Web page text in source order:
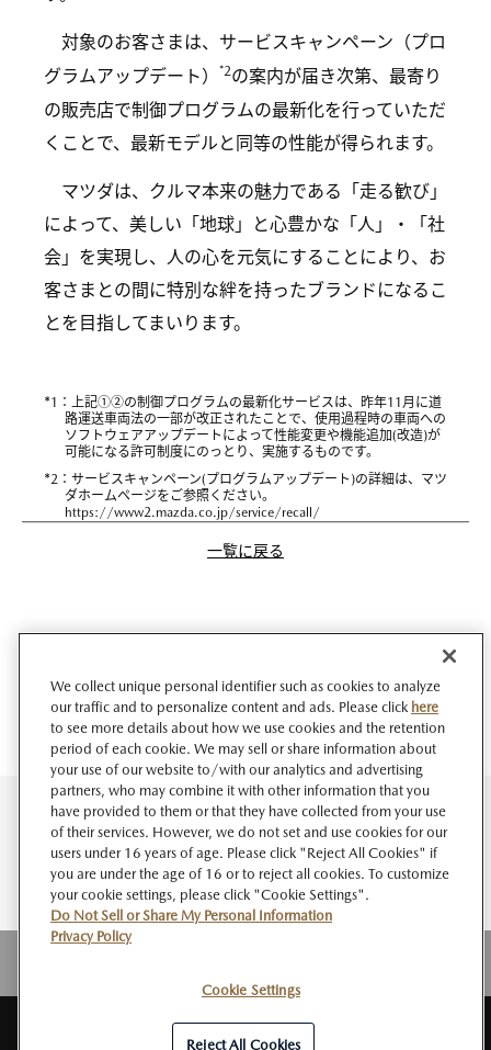
対象のお客さまは、サービスキャンペーン（プロ
グラムアップデート）
*2の案内が届き次第、最寄り
の販売店で制御プログラムの最新化を行っていただ
くことで、最新モデルと同等の性能が得られます。
マツダは、クルマ本来の魅力である「走る歓び」
によって、美しい「地球」と心豊かな「人」・「社
会」を実現し、人の心を元気にすることにより、お
客さまとの間に特別な絆を持ったブランドになるこ
とを目指してまいります。
*1：上記①②の制御プログラムの最新化サービスは、昨年11月に道
路運送車両法の一部が改正されたことで、使用過程時の車両への
ソフトウェアアップデートによって性能変更や機能追加(改造)が
可能になる許可制度にのっとり、実施するものです。
*2：サービスキャンペーン(プログラムアップデート)の詳細は、マツ
ダホームページをご参照ください。
https://www2.mazda.co.jp/service/recall/
一覧に戻る
個人情報
の取扱い
ソーシャルメデ
ィアポリシー
RSS
We collect unique personal identifier such as cookies to analyze
our traffic and to personalize content and ads. Please click here
to see more details about how we use cookies and the retention
period of each cookie. We may sell or share information about
your use of our website to/with our analytics and advertising
partners, who may combine it with other information that you
have provided to them or that they have collected from your use
of their services. However, we do not set and use cookies for our
users under 16 years of age. Please click "Reject All Cookies" if
you are under the age of 16 or to reject all cookies. To customize
your cookie settings, please click "Cookie Settings".
Do Not Sell or Share My Personal Information
Privacy Policy
Cookie Settings
Reject All Cookies